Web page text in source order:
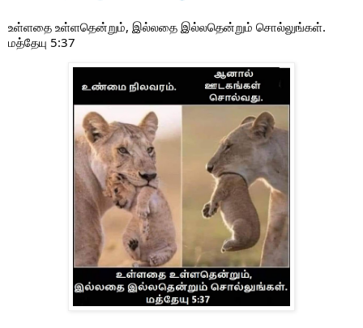
உள்ளதை உள்ளதென்றும், இல்லதை இல்லதென்றும் சொல்லுங்கள்.
மத்தேயு 5:37